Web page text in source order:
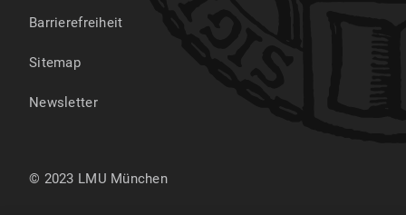
Barrierefreiheit
Sitemap
Newsletter
© 2023 LMU München